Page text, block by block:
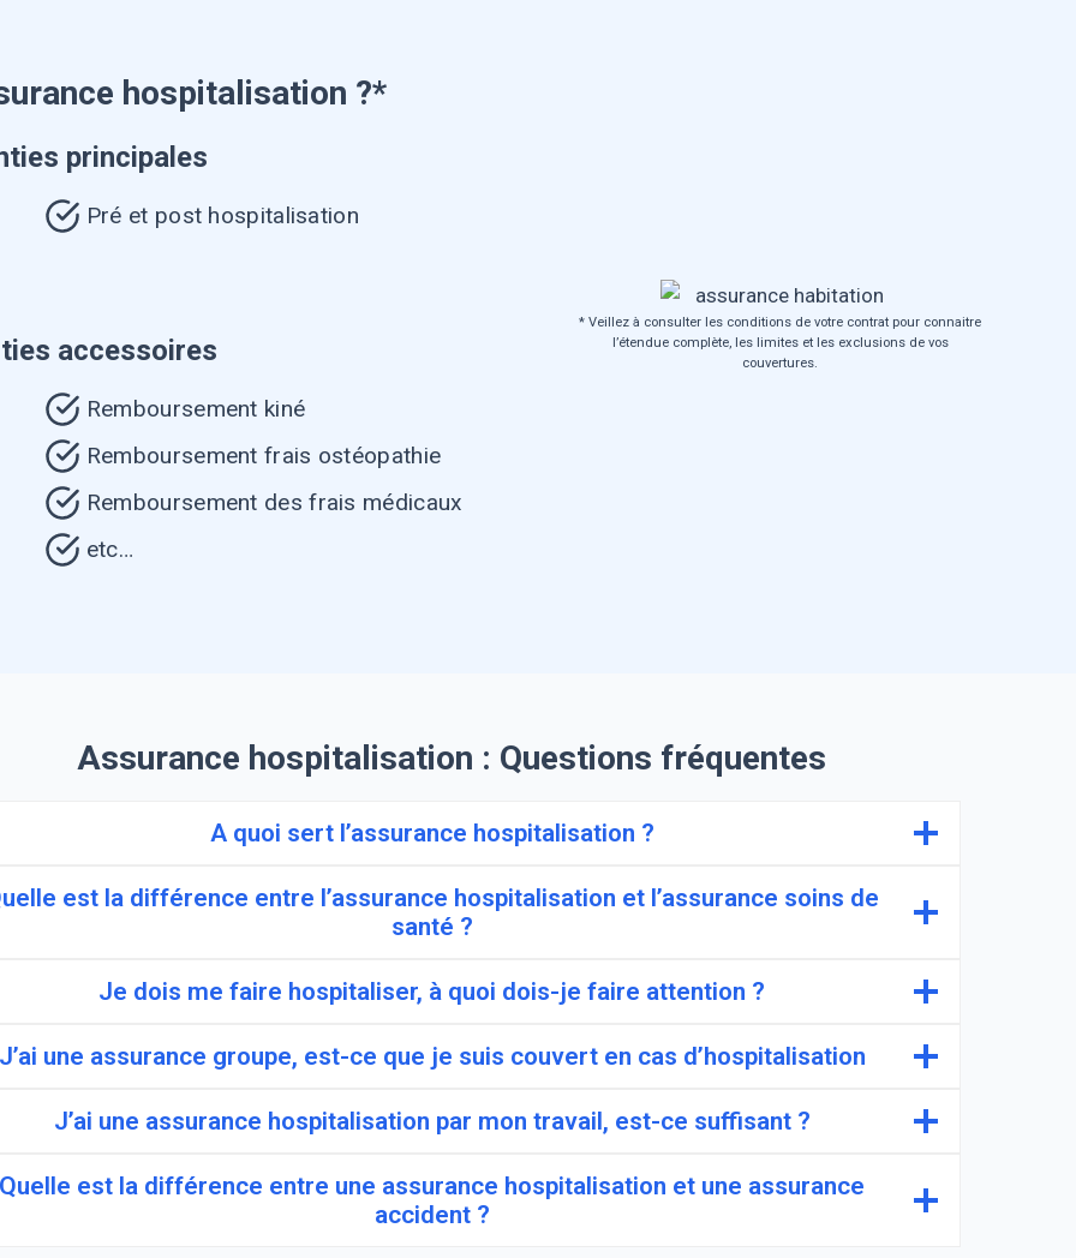
hospitalisation ?*
principales
Pré et post hospitalisation
accessoires
Remboursement kiné
Remboursement frais ostéopathie
Remboursement des frais médicaux
etc…
* Veillez à consulter les conditions de votre contrat pour connaitre
l’étendue complète, les limites et les exclusions de vos
couvertures.
Assurance hospitalisation : Questions fréquentes
A quoi sert l’assurance hospitalisation ?
est la différence entre l’assurance hospitalisation et l’assurance soins de
santé ?
Je dois me faire hospitaliser, à quoi dois-je faire attention ?
une assurance groupe, est-ce que je suis couvert en cas d’hospitalisation
J’ai une assurance hospitalisation par mon travail, est-ce suffisant ?
Quelle est la différence entre une assurance hospitalisation et une assurance
accident ?